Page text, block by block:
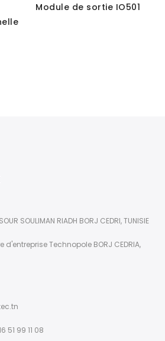
Module de sortie IO501
SOULIMAN RIADH BORJ CEDRI, TUNISIE
d'entreprise Technopole BORJ CEDRIA,
51 99 11 08